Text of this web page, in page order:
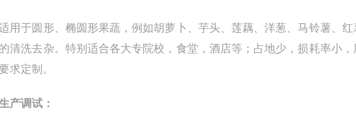
用于圆形、椭圆形果蔬，例如胡萝卜、芋头、莲藕、洋葱、马铃薯、
清洗去杂。特别适合各大专院校，食堂，酒店等；占地少，损耗率小
求定制。
产调试：